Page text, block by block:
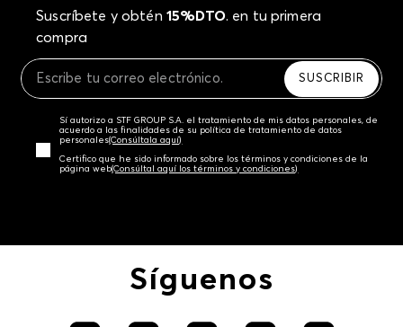
Suscríbete y obtén 15%DTO. en tu primera
compra
SUSCRIBIR
Sí autorizo a STF GROUP S.A. el tratamiento de mis datos personales, de
acuerdo a las finalidades de su política de tratamiento de datos
personales‎(Consúltala aquí)
Certifico que he sido informado sobre los términos y condiciones de la
página web‎(Consúltal aquí los términos y condiciones)
Síguenos